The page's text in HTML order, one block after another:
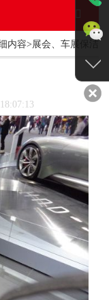
物业服务
新闻动态
联系我们
内容>展会、车展保洁